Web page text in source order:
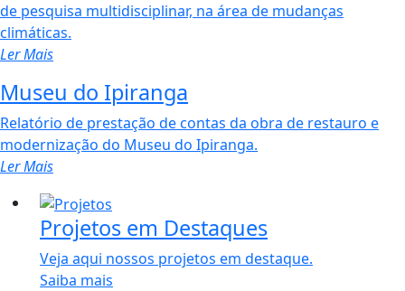
de pesquisa multidisciplinar, na área de mudanças
climáticas.
Ler Mais
Museu do Ipiranga
Relatório de prestação de contas da obra de restauro e
modernização do Museu do Ipiranga.
Ler Mais
Projetos em Destaques
Veja aqui nossos projetos em destaque.
Saiba mais